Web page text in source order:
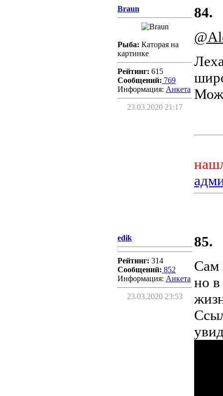
Braun
Рыба: Каторая на
картинке
Рейтинг: 615
Сообщений: 769
Информация: Aнкета
23.03.2020 21:17
84.
edik
Рейтинг: 314
Сообщений: 852
Информация: Aнкета
23.03.2020 23:53
85.
Сам
но в